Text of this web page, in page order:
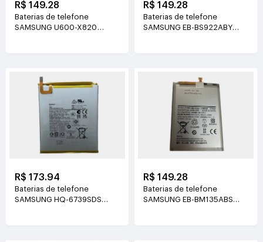
R$ 149.28
Baterias de telefone
SAMSUNG U600-X820
R$ 149.28
Baterias de telefone
SAMSUNG EB-BS922ABY
R$ 173.94
Baterias de telefone
SAMSUNG HQ-6739SDS
R$ 149.28
Baterias de telefone
SAMSUNG EB-BM135ABS